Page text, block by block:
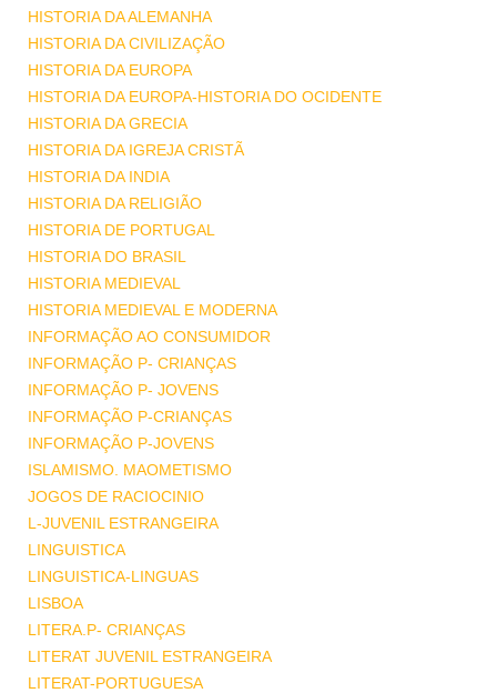
HISTORIA DA ALEMANHA
HISTORIA DA CIVILIZAÇÃO
HISTORIA DA EUROPA
HISTORIA DA EUROPA-HISTORIA DO OCIDENTE
HISTORIA DA GRECIA
HISTORIA DA IGREJA CRISTÃ
HISTORIA DA INDIA
HISTORIA DA RELIGIÃO
HISTORIA DE PORTUGAL
HISTORIA DO BRASIL
HISTORIA MEDIEVAL
HISTORIA MEDIEVAL E MODERNA
INFORMAÇÃO AO CONSUMIDOR
INFORMAÇÃO P- CRIANÇAS
INFORMAÇÃO P- JOVENS
INFORMAÇÃO P-CRIANÇAS
INFORMAÇÃO P-JOVENS
ISLAMISMO. MAOMETISMO
JOGOS DE RACIOCINIO
L-JUVENIL ESTRANGEIRA
LINGUISTICA
LINGUISTICA-LINGUAS
LISBOA
LITERA.P- CRIANÇAS
LITERAT JUVENIL ESTRANGEIRA
LITERAT-PORTUGUESA